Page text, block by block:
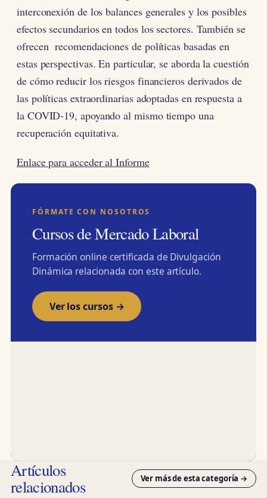
interconexión de los balances generales y los posibles
efectos secundarios en todos los sectores. También se
ofrecen recomendaciones de políticas basadas en
estas perspectivas. En particular, se aborda la cuestión
de cómo reducir los riesgos financieros derivados de
las políticas extraordinarias adoptadas en respuesta a
la COVID-19, apoyando al mismo tiempo una
recuperación equitativa.
Enlace para acceder al Informe
FÓRMATE CON NOSOTROS
Cursos de Mercado Laboral
Formación online certificada de Divulgación
Dinámica relacionada con este artículo.
Ver los cursos →
Artículos
relacionados Ver más de esta categoría →